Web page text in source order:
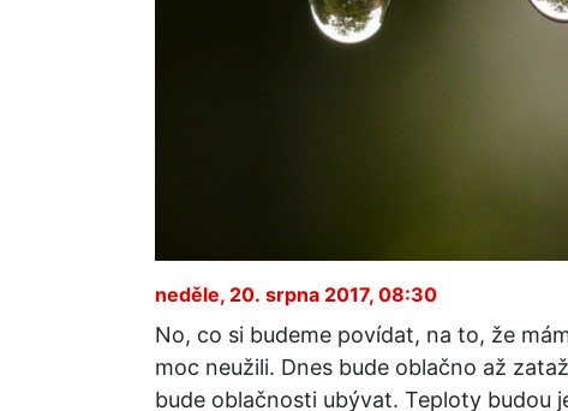
neděle, 20. srpna 2017, 08:30
No, co si budeme povídat, na to, že
moc neužili. Dnes bude oblačno až
bude oblačnosti ubývat. Teploty budou